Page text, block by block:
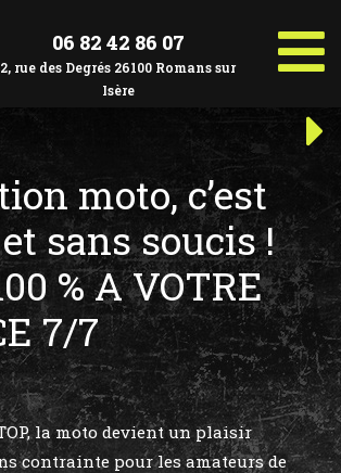
2, rue des Degrés 26100 Romans sur
Isère
06 82 42 86 07
moto, c’est
sans soucis !
% A VOTRE
7/7
la moto devient un plaisir
contrainte pour les amateurs de